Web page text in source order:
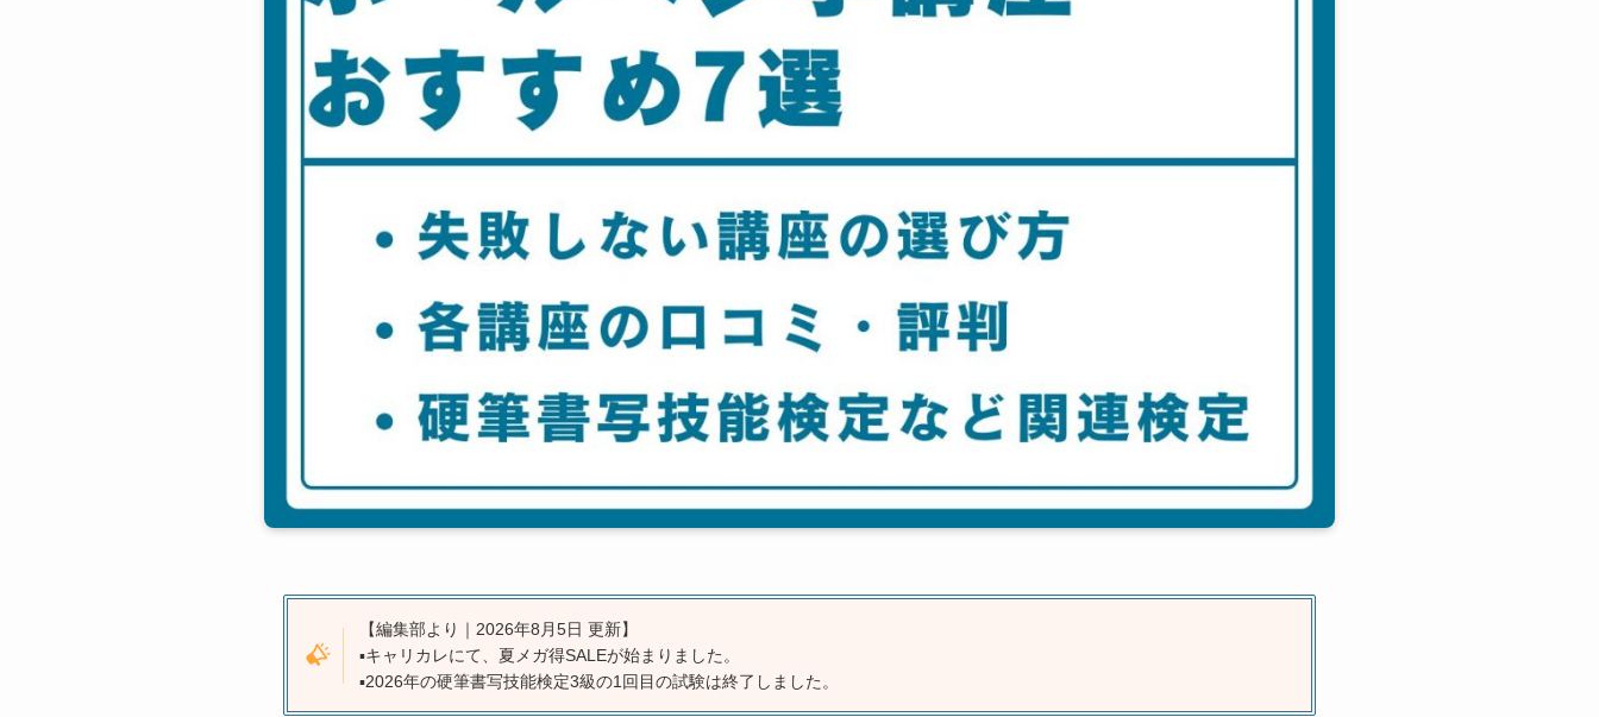
【編集部より｜2026年8月5日 更新】
▪️キャリカレにて、夏メガ得SALEが始まりました。
▪️2026年の硬筆書写技能検定3級の1回目の試験は終了しました。